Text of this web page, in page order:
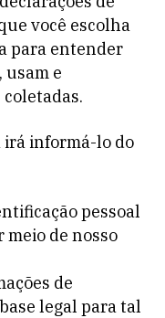
você escolha
para entender
usam e
irá informá-lo do
pessoal
meio de nosso
de
legal para tal